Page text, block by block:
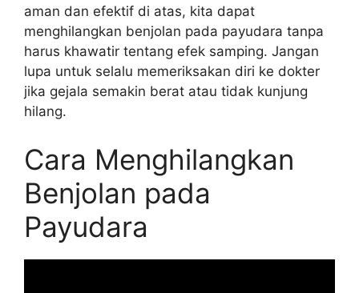
aman dan efektif di atas, kita dapat
menghilangkan benjolan pada payudara tanpa
harus khawatir tentang efek samping. Jangan
lupa untuk selalu memeriksakan diri ke dokter
jika gejala semakin berat atau tidak kunjung
hilang.
Cara Menghilangkan
Benjolan pada
Payudara